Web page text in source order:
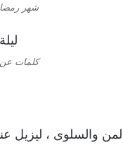
شهر
كلمات عن
، ليزيل عنا